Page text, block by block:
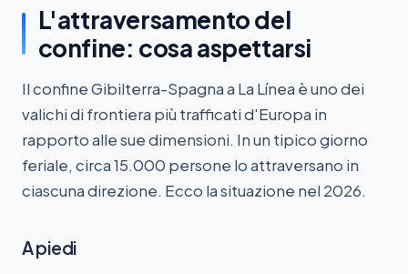
L'attraversamento del
confine: cosa aspettarsi
Il confine Gibilterra-Spagna a La Línea è uno dei
valichi di frontiera più trafficati d'Europa in
rapporto alle sue dimensioni. In un tipico giorno
feriale, circa 15.000 persone lo attraversano in
ciascuna direzione. Ecco la situazione nel 2026.
A piedi